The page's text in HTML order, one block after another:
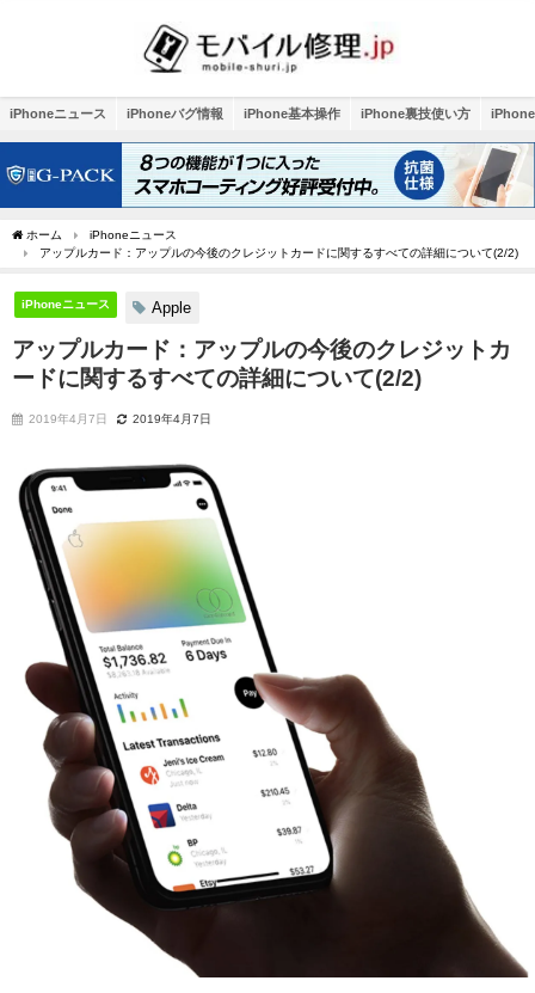
iPhoneニュース iPhoneバグ情報 iPhone基本操作 iPhone裏技使い方
ホーム
iPhoneニュース
アップルカード：アップルの今後のクレジットカードに関するすべての詳細について(2/2)
iPhoneニュース Apple
アップルカード：アップルの今後のクレジットカ
ードに関するすべての詳細について(2/2)
2019年4月7日 2019年4月7日